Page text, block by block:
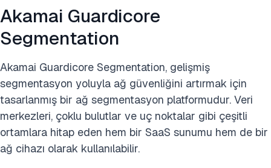
Akamai Guardicore
Segmentation
Akamai Guardicore Segmentation, gelişmiş
segmentasyon yoluyla ağ güvenliğini artırmak için
tasarlanmış bir ağ segmentasyon platformudur. Veri
merkezleri, çoklu bulutlar ve uç noktalar gibi çeşitli
ortamlara hitap eden hem bir SaaS sunumu hem de bir
ağ cihazı olarak kullanılabilir.